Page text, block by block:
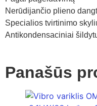
Nerūdijančio plieno
Specialios tvirtinimo
Antikondensaciniai
Panašūs